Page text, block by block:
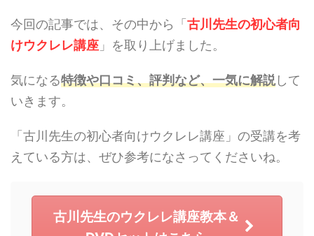
今回の記事では、その中から「 古川先生の初心者向
けウクレレ講座 」を取り上げました。
気になる特徴や口コミ、評判など、一気に解説して
いきます。
「古川先生の初心者向けウクレレ講座」の受講を考
えている方は、ぜひ参考になさってくださいね。
古川先生のウクレレ講座教本＆